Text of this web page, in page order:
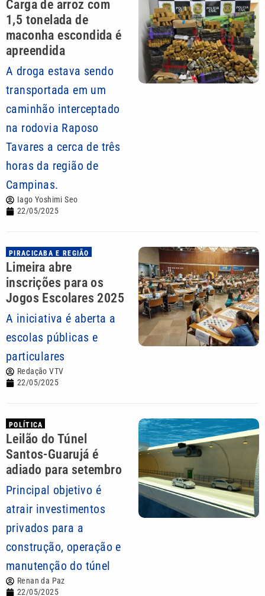
Carga de arroz com
1,5 tonelada de
maconha escondida é
apreendida
A droga estava sendo
transportada em um
caminhão interceptado
na rodovia Raposo
Tavares a cerca de três
horas da região de
Campinas.
Iago Yoshimi Seo
22/05/2025
PIRACICABA E REGIÃO
Limeira abre
inscrições para os
Jogos Escolares 2025
A iniciativa é aberta a
escolas públicas e
particulares
Redação VTV
22/05/2025
POLÍTICA
Leilão do Túnel
Santos-Guarujá é
adiado para setembro
Principal objetivo é
atrair investimentos
privados para a
construção, operação e
manutenção do túnel
Renan da Paz
22/05/2025